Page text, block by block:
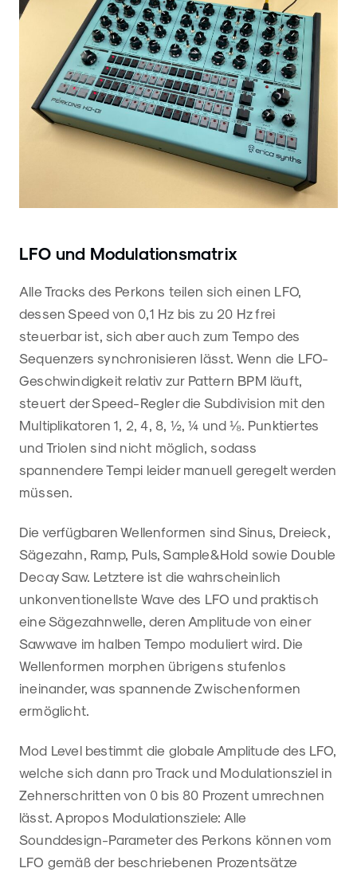
LFO und Modulationsmatrix
Alle Tracks des Perkons teilen sich einen LFO,
dessen Speed von 0,1 Hz bis zu 20 Hz frei
steuerbar ist, sich aber auch zum Tempo des
Sequenzers synchronisieren lässt. Wenn die LFO-
Geschwindigkeit relativ zur Pattern BPM läuft,
steuert der Speed-Regler die Subdivision mit den
Multiplikatoren 1, 2, 4, 8, ½, ¼ und ⅛. Punktiertes
und Triolen sind nicht möglich, sodass
spannendere Tempi leider manuell geregelt werden
müssen.
Die verfügbaren Wellenformen sind Sinus, Dreieck,
Sägezahn, Ramp, Puls, Sample&Hold sowie Double
Decay Saw. Letztere ist die wahrscheinlich
unkonventionellste Wave des LFO und praktisch
eine Sägezahnwelle, deren Amplitude von einer
Sawwave im halben Tempo moduliert wird. Die
Wellenformen morphen übrigens stufenlos
ineinander, was spannende Zwischenformen
ermöglicht.
Mod Level bestimmt die globale Amplitude des LFO,
welche sich dann pro Track und Modulationsziel in
Zehnerschritten von 0 bis 80 Prozent umrechnen
lässt. Apropos Modulationsziele: Alle
Sounddesign-Parameter des Perkons können vom
LFO gemäß der beschriebenen Prozentsätze